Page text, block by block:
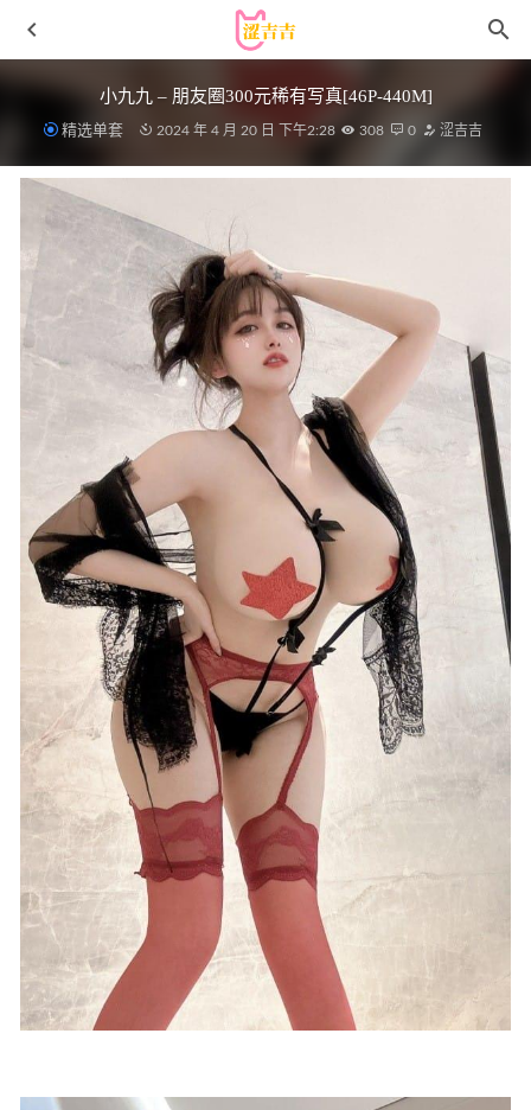
小九九 – 朋友圈300元稀有写真[46P-440M]
精选单套 2024 年 4 月 20 日 下午2:28 308 0 涩吉吉
[微密圈]阿色 – 巨胸大臀 [11P1V-119M]
2023-11-15
Nyako喵子 – NO.047 竞泳本（4套）[263P-1.26GB]
2022-12-
眼酱大魔王w – NO.89 Fantia 24年5月合集(6期）[31P2V-
2024-06-26
[微密圈]奔跑的晶螺儿 – 美丽小姐的睡衣[40P-167M]
10-25
秀人网 – 2021.01.28 VOL.3057 Cherry绯月樱[67+1P544M]
2022-12-08